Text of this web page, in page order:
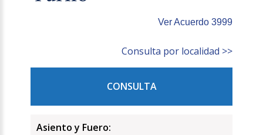
Ver Acuerdo 3999
Consulta por localidad >>
CONSULTA
Asiento y Fuero: